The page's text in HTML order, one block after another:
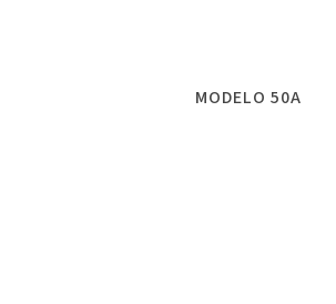
MODELO 50A